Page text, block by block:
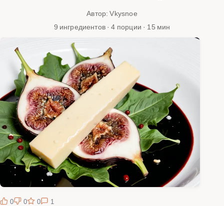
Автор: Vkysnoe
9 ингредиентов · 4 порции · 15 мин
0 0 0 1